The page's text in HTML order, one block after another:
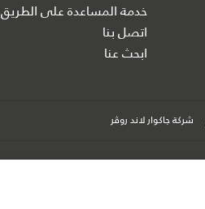
خدمة المساعدة على الطريق
اتصل بنا
ابحث عنا
شركة جاكوار لاند روڤر